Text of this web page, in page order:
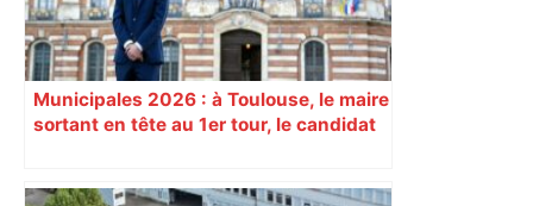
Municipales 2026 : à Toulouse, le maire
sortant en tête au 1er tour, le candidat